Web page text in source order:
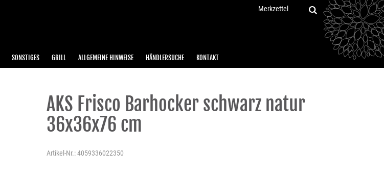
Merkzettel
SONSTIGES GRILL ALLGEMEINE HINWEISE HÄNDLERSUCHE KONTAKT
AKS Frisco Barhocker schwarz natur
36x36x76 cm
Artikel-Nr.:4059336022350